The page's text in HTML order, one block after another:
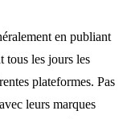
en publiant
tous les jours les
plateformes. Pas
leurs marques